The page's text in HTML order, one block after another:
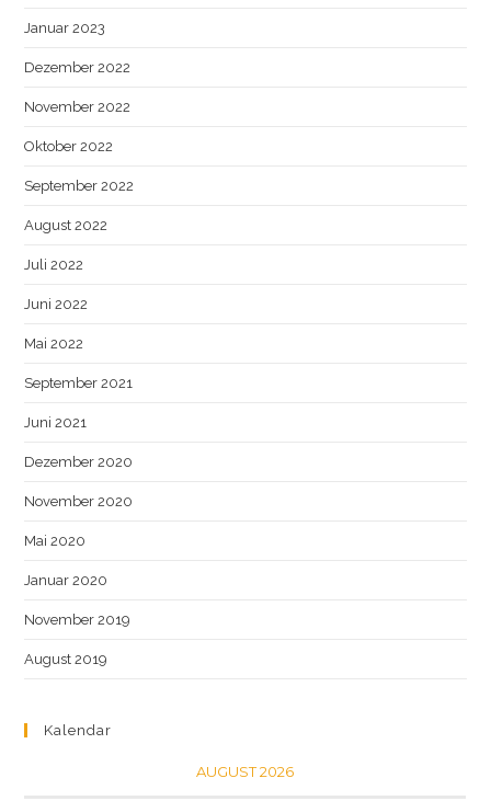
Januar 2023
Dezember 2022
November 2022
Oktober 2022
September 2022
August 2022
Juli 2022
Juni 2022
Mai 2022
September 2021
Juni 2021
Dezember 2020
November 2020
Mai 2020
Januar 2020
November 2019
August 2019
Kalendar
AUGUST 2026